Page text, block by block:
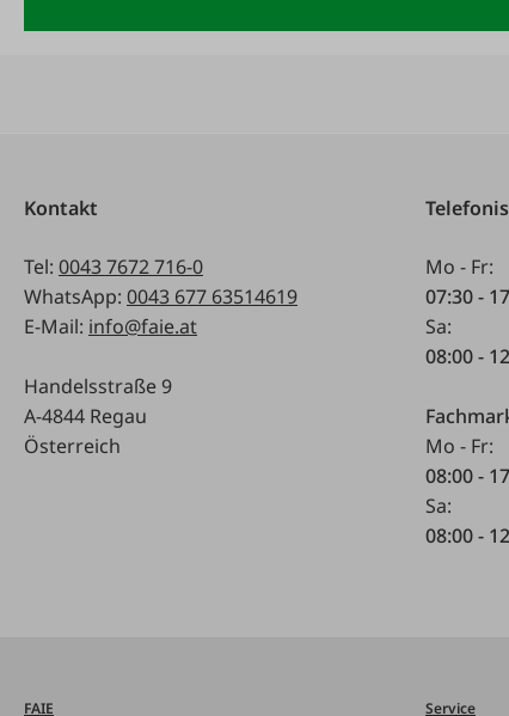
Kontakt
Tel: 0043 7672 716-0
WhatsApp: 0043 677 63514619
E-Mail: info@faie.at
Handelsstraße 9
A-4844 Regau
Österreich
Mo - Fr:
07:30 -
Sa:
08:00 -
Mo - Fr:
08:00 -
Sa:
08:00 -
FAIE Service